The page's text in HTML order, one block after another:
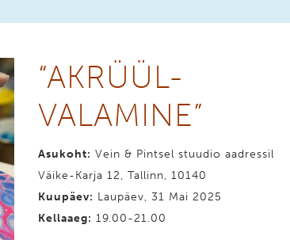
“AKRÜÜL­
VALAMINE”
Asukoht: Vein & Pintsel stuudio aadressil
Väike-Karja 12, Tallinn, 10140
Kuupäev: Laupäev, 31 Mai 2025
Kellaaeg: 19.00-21.00